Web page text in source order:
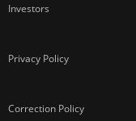
Investors
Privacy Policy
Correction Policy